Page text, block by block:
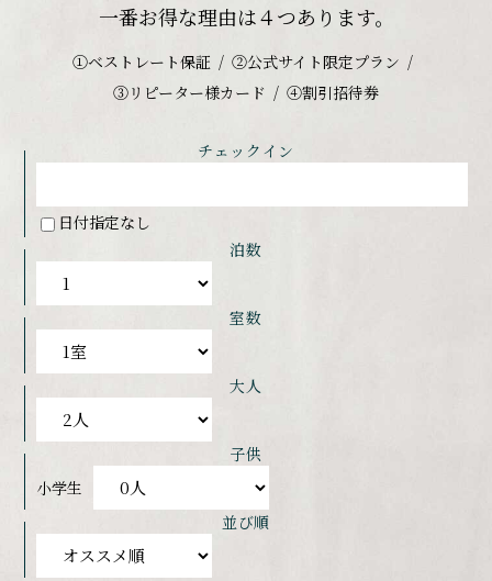
一番お得な理由は４つあります。
①ベストレート保証
②公式サイト限定プラン
③リピーター様カード
④割引招待券
チェックイン
日付指定なし
泊数
室数
大人
子供
小学生
並び順